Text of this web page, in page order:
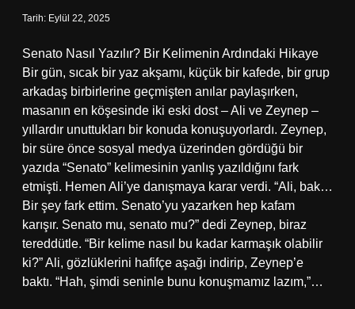
Tarih: Eylül 22, 2025
Senato Nasıl Yazılır? Bir Kelimenin Ardındaki Hikaye
Bir gün, sıcak bir yaz akşamı, küçük bir kafede, bir grup
arkadaş birbirlerine geçmişten anılar paylaşırken,
masanın en köşesinde iki eski dost – Ali ve Zeynep –
yıllardır unuttukları bir konuda konuşuyorlardı. Zeynep,
bir süre önce sosyal medya üzerinden gördüğü bir
yazıda “Senato” kelimesinin yanlış yazıldığını fark
etmişti. Hemen Ali’ye danışmaya karar verdi. “Ali, bak…
Bir şey fark ettim. Senato’yu yazarken hep kafam
karışır. Senato mu, senato mu?” dedi Zeynep, biraz
tereddütle. “Bir kelime nasıl bu kadar karmaşık olabilir
ki?” Ali, gözlüklerini hafifçe aşağı indirip, Zeynep’e
baktı. “Hah, şimdi seninle bunu konuşmamız lazım,”…